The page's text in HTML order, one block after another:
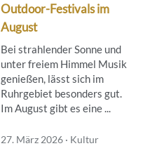
Outdoor-Festivals im
August
Bei strahlender Sonne und
unter freiem Himmel Musik
genießen, lässt sich im
Ruhrgebiet besonders gut.
Im August gibt es eine ...
27. März 2026 · Kultur